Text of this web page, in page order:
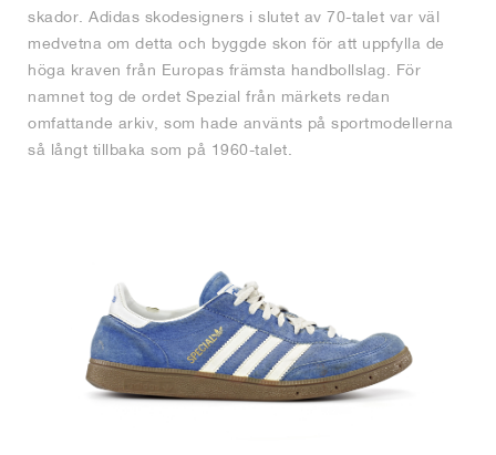
skador. Adidas skodesigners i slutet av 70-talet var väl
medvetna om detta och byggde skon för att uppfylla de
höga kraven från Europas främsta handbollslag. För
namnet tog de ordet Spezial från märkets redan
omfattande arkiv, som hade använts på sportmodellerna
så långt tillbaka som på 1960-talet.